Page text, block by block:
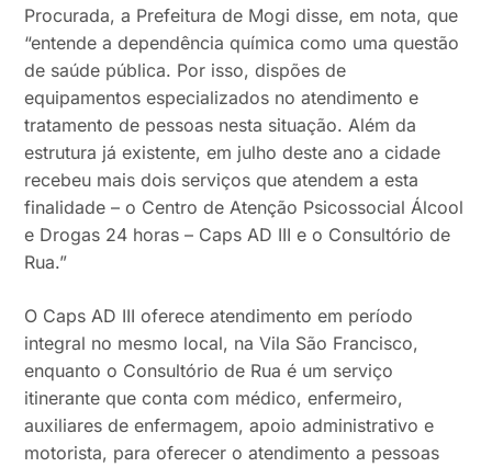
Procurada, a Prefeitura de Mogi disse, em nota, que
“entende a dependência química como uma questão
de saúde pública. Por isso, dispões de
equipamentos especializados no atendimento e
tratamento de pessoas nesta situação. Além da
estrutura já existente, em julho deste ano a cidade
recebeu mais dois serviços que atendem a esta
finalidade – o Centro de Atenção Psicossocial Álcool
e Drogas 24 horas – Caps AD III e o Consultório de
Rua.”
O Caps AD III oferece atendimento em período
integral no mesmo local, na Vila São Francisco,
enquanto o Consultório de Rua é um serviço
itinerante que conta com médico, enfermeiro,
auxiliares de enfermagem, apoio administrativo e
motorista, para oferecer o atendimento a pessoas